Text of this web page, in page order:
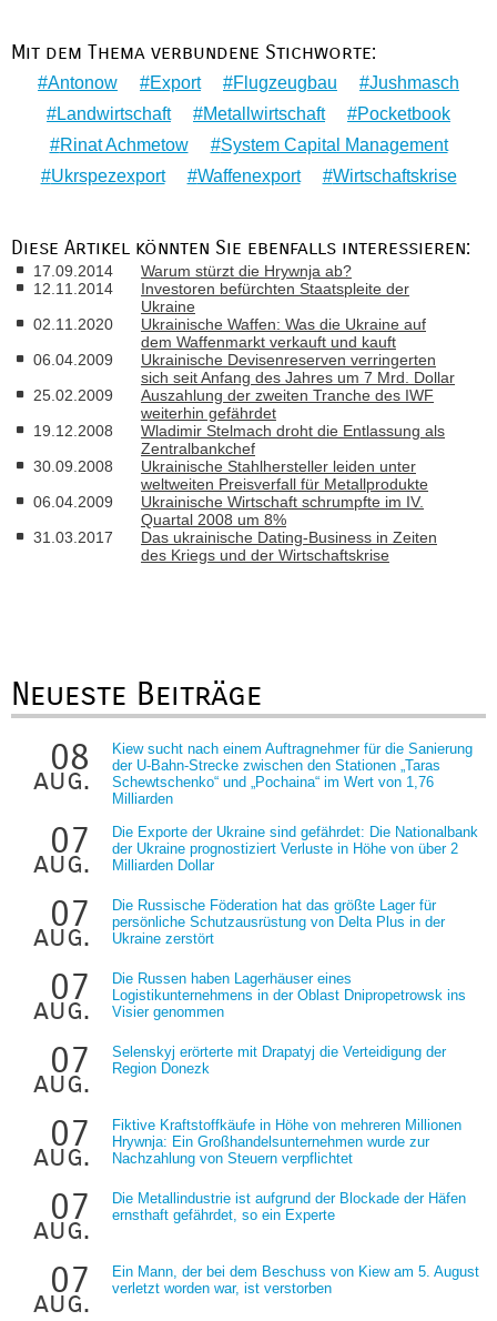
Mit dem Thema verbundene Stichworte:
Antonow Export Flugzeugbau
Jushmasch
Landwirtschaft
Metallwirtschaft
Pocketbook
Rinat Achmetow
System Capital Management
Ukrspezexport
Waffenexport Wirtschaftskrise
Diese Artikel könnten Sie ebenfalls interessieren:
17.09.2014
Warum stürzt die Hrywnja ab?
12.11.2014
Investoren befürchten Staatspleite der
Ukraine
02.11.2020
Ukrainische Waffen: Was die Ukraine auf
dem Waffenmarkt verkauft und kauft
06.04.2009
Ukrainische Devisenreserven verringerten
sich seit Anfang des Jahres um 7 Mrd. Dollar
25.02.2009
Auszahlung der zweiten Tranche des IWF
weiterhin gefährdet
19.12.2008
Wladimir Stelmach droht die Entlassung als
Zentralbankchef
30.09.2008
Ukrainische Stahlhersteller leiden unter
weltweiten Preisverfall für Metallprodukte
06.04.2009
Ukrainische Wirtschaft schrumpfte im IV.
Quartal 2008 um 8%
31.03.2017
Das ukrainische Dating-Business in Zeiten
des Kriegs und der Wirtschaftskrise
Neueste Beiträge
08
aug.
Kiew sucht nach einem Auftragnehmer für die Sanierung
der U-Bahn-Strecke zwischen den Stationen „Taras
Schewtschenko“ und „Pochaina“ im Wert von 1,76
Milliarden
07
aug.
Die Exporte der Ukraine sind gefährdet: Die Nationalbank
der Ukraine prognostiziert Verluste in Höhe von über 2
Milliarden Dollar
07
aug.
Die Russische Föderation hat das größte Lager für
persönliche Schutzausrüstung von Delta Plus in der
Ukraine zerstört
07
aug.
Die Russen haben Lagerhäuser eines
Logistikunternehmens in der Oblast Dnipropetrowsk ins
Visier genommen
07
aug.
Selenskyj erörterte mit Drapatyj die Verteidigung der
Region Donezk
07
aug.
Fiktive Kraftstoffkäufe in Höhe von mehreren Millionen
Hrywnja: Ein Großhandelsunternehmen wurde zur
Nachzahlung von Steuern verpflichtet
07
aug.
Die Metallindustrie ist aufgrund der Blockade der Häfen
ernsthaft gefährdet, so ein Experte
07
aug.
Ein Mann, der bei dem Beschuss von Kiew am 5. August
verletzt worden war, ist verstorben